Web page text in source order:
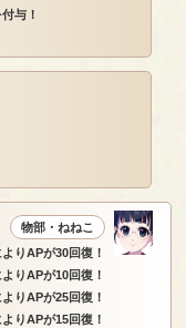
与！
物部・ねねこ
りAPが30回復！
りAPが10回復！
りAPが25回復！
りAPが15回復！